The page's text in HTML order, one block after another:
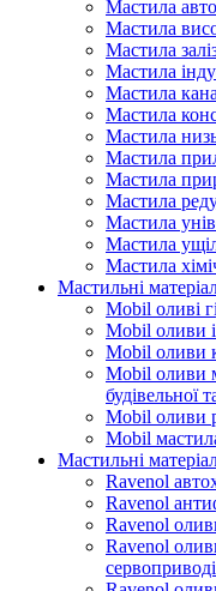
Мастила
Мастила
Мастила
Мастила
Мастила
Мастила
Мастила
Мастила
Мастила
Мастила
Мастила
Мастила
Мастила
Мастильні
Mobil оливі
Mobil оливи
Mobil оливи
Mobil оливи
будівельної
Mobil оливи
Mobil
Мастильні
Ravenol
Ravenol
Ravenol
Ravenol